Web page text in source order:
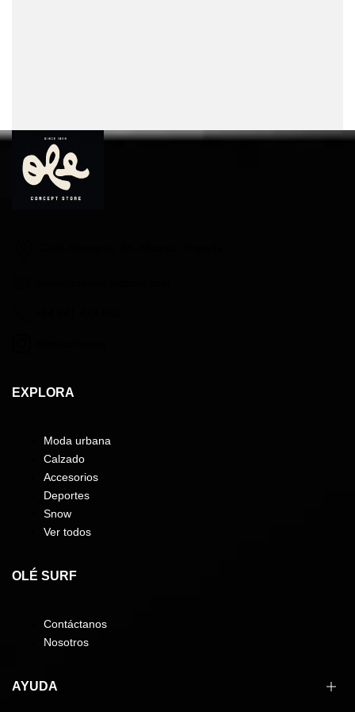
EXPLORA
Moda urbana
Calzado
Accesorios
Deportes
Snow
Ver todos
OLÉ SURF
Contáctanos
Nosotros
AYUDA